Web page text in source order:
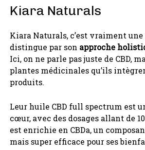
Kiara Naturals
Kiara Naturals, c’est vraiment
distingue par son approche
Ici, on ne parle pas juste de CBD,
plantes médicinales qu’ils
produits.
Leur huile CBD full spectrum est
cœur, avec des dosages allant de 10
est enrichie en CBDa, un
mais super efficace pour ses